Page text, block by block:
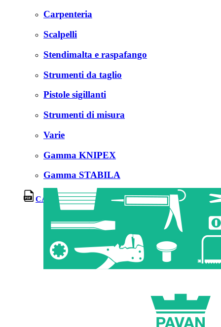
Carpenteria
Scalpelli
Stendimalta e raspafango
Strumenti da taglio
Pistole sigillanti
Strumenti di misura
Varie
Gamma KNIPEX
Gamma STABILA
CATALOGO PAVAN SERVICE